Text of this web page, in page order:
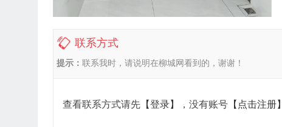
联系方式
提示： 联系我时，请说明在柳城网看到的，谢谢！
查看联系方式请先 【登录】 ，没有账号 【点击注册】